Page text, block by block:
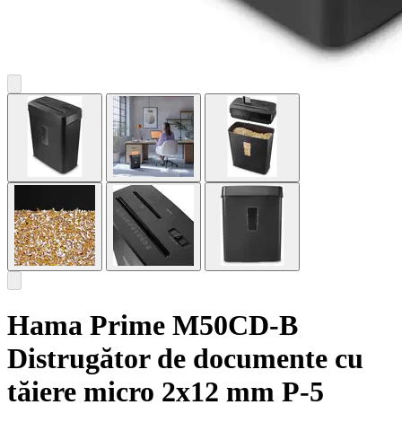
Hama Prime M50CD-B
Distrugător de documente cu
tăiere micro 2x12 mm P-5